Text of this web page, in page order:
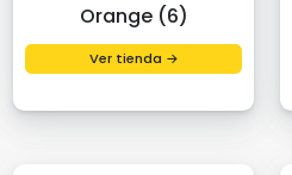
Orange (6)
Ver tienda →